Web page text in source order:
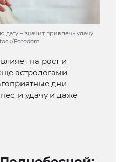
дату – значит привлечь удачу.
Fotodom
на рост и
астрологами
дни
удачу и даже